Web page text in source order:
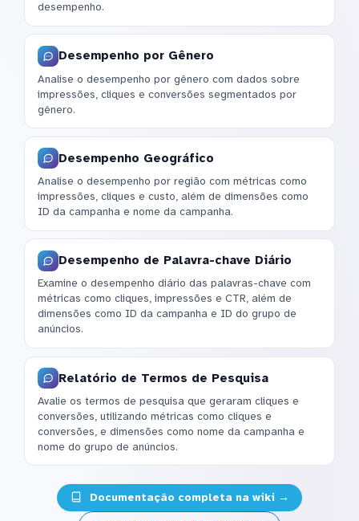
desempenho.
Desempenho por Gênero
Analise o desempenho por gênero com dados sobre
impressões, cliques e conversões segmentados por
gênero.
Desempenho Geográfico
Analise o desempenho por região com métricas como
impressões, cliques e custo, além de dimensões como
ID da campanha e nome da campanha.
Desempenho de Palavra-chave Diário
Examine o desempenho diário das palavras-chave com
métricas como cliques, impressões e CTR, além de
dimensões como ID da campanha e ID do grupo de
anúncios.
Relatório de Termos de Pesquisa
Avalie os termos de pesquisa que geraram cliques e
conversões, utilizando métricas como cliques e
conversões, e dimensões como nome da campanha e
nome do grupo de anúncios.
Documentação completa na wiki →